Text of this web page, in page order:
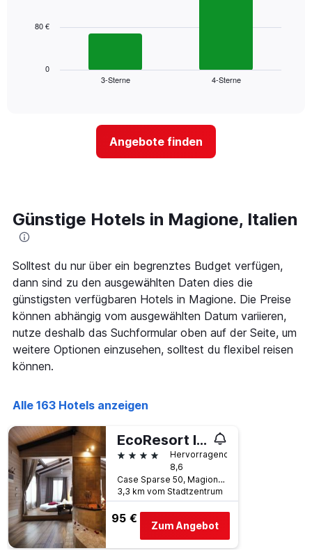
Hotelkategorien
die
den
durchschnittlichen
Zimmerpreis
für
heute
Nacht
in
den
letzten
3
Tagen
Das
zeigt
Tagen,
aggregiert
nach
Das
Diagramm
hat
1
X-
Achse,
die
Hotelkategorien
Sternen
anzeigt
Das
Diagramm
hat
1
Y-
Achse,
die
den
durchschnittlichen
Zimmerpreis
3-Sterne 4-Sterne
0
80 €
Angebote finden
Günstige Hotels in Magione, Italien
Solltest du nur über ein begrenztes Budget verfügen,
dann sind zu den ausgewählten Daten dies die
günstigsten verfügbaren Hotels in Magione. Die Preise
können abhängig vom ausgewählten Datum variieren,
nutze deshalb das Suchformular oben auf der Seite, um
weitere Optionen einzusehen, solltest du flexibel reisen
können.
Alle 163 Hotels anzeigen
EcoResort Il Cantico della Natura
4 Sterne
Hervorragend
8,6
Case Sparse 50, Magione, Perugia, Italien
3,3 km vom Stadtzentrum
95 €
Zum Angebot